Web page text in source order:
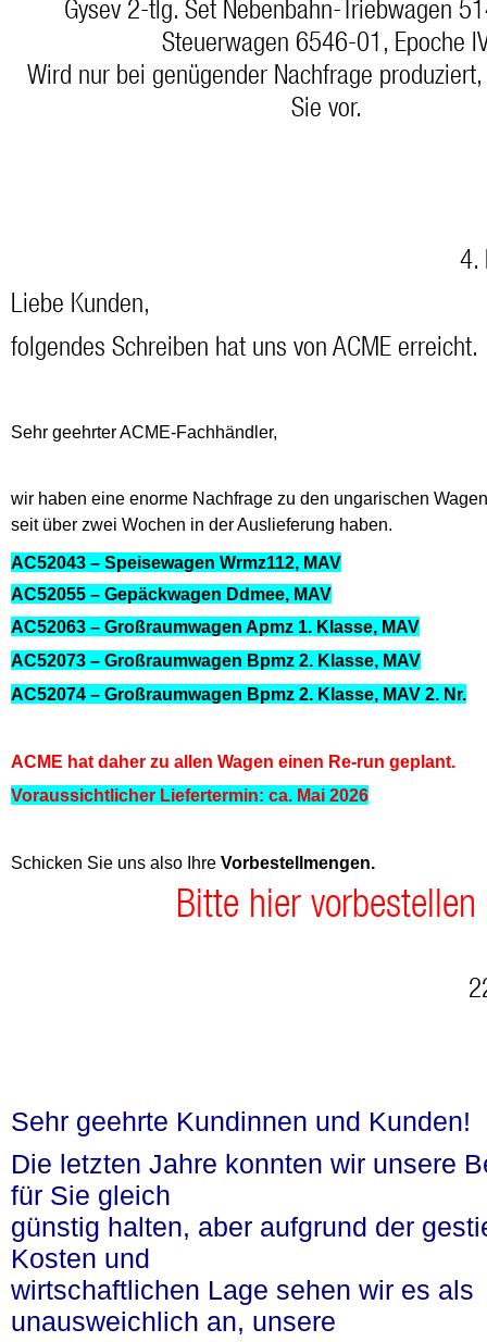
Gysev 2-tlg. Set Nebenbahn-Triebwagen
Steuerwagen 6546-01, Epoche
Wird nur bei genügender Nachfrage
Sie vor.
4.
Liebe Kunden,
folgendes Schreiben hat uns von ACME erreicht.
Sehr geehrter ACME-Fachhändler,
wir haben eine enorme Nachfrage zu den ungarischen
seit über zwei Wochen in der Auslieferung haben.
AC52043 – Speisewagen Wrmz112, MAV
AC52055 – Gepäckwagen Ddmee, MAV
AC52063 – Großraumwagen Apmz 1. Klasse, MAV
AC52073 – Großraumwagen Bpmz 2. Klasse, MAV
AC52074 – Großraumwagen Bpmz 2. Klasse, MAV 2. Nr.
ACME hat daher zu allen Wagen einen Re-run geplant.
Voraussichtlicher Liefertermin: ca. Mai 2026
Schicken Sie uns also Ihre Vorbestellmengen.
Bitte hier vorbestellen
Sehr geehrte Kundinnen und Kunden!
Die letzten Jahre konnten wir unsere
für Sie gleich
günstig halten, aber aufgrund der
Kosten und
wirtschaftlichen Lage sehen wir es als
unausweichlich an, unsere